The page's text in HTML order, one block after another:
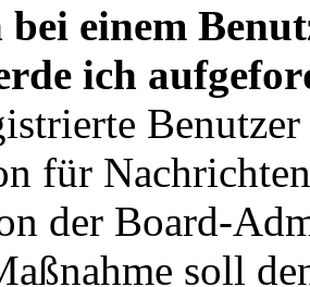
bei einem
ich
für
der Board-
soll